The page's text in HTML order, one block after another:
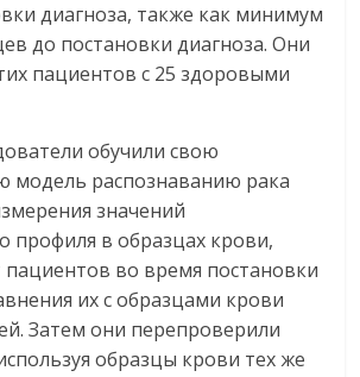
диагноза, также как минимум
до постановки диагноза. Они
пациентов с 25 здоровыми
обучили свою
модель распознаванию рака
значений
профиля в образцах крови,
пациентов во время постановки
их с образцами крови
Затем они перепроверили
образцы крови тех же